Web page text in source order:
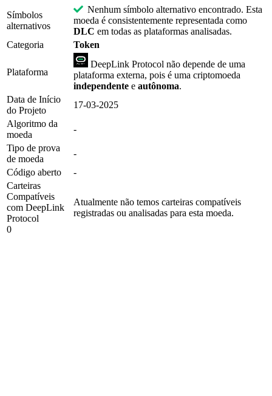
Símbolos
alternativos
Nenhum símbolo alternativo encontrado. Esta
moeda é consistentemente representada como
DLC em todas as plataformas analisadas.
Categoria
Token
Plataforma
DeepLink Protocol não depende de uma
plataforma externa, pois é uma criptomoeda
independente e autônoma.
Data de Início
do Projeto
17-03-2025
Algoritmo da
moeda
-
Tipo de prova
de moeda
-
Código aberto
-
Carteiras
Compatíveis
com DeepLink
Protocol
0
Atualmente não temos carteiras compatíveis
registradas ou analisadas para esta moeda.